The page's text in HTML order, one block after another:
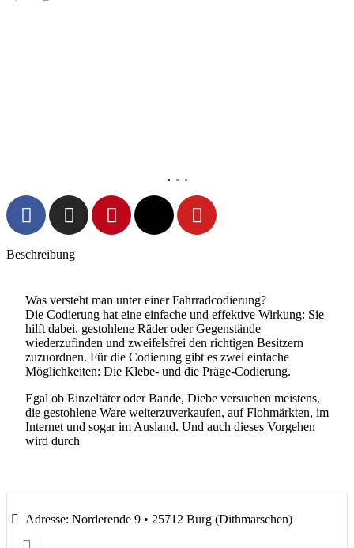
Beschreibung
Was versteht man unter einer Fahrradcodierung?
Die Codierung hat eine einfache und effektive Wirkung: Sie
hilft dabei, gestohlene Räder oder Gegenstände
wiederzufinden und zweifelsfrei den richtigen Besitzern
zuzuordnen. Für die Codierung gibt es zwei einfache
Möglichkeiten: Die Klebe- und die Präge-Codierung.
Egal ob Einzeltäter oder Bande, Diebe versuchen meistens,
die gestohlene Ware weiterzuverkaufen, auf Flohmärkten, im
Internet und sogar im Ausland. Und auch dieses Vorgehen
wird durch
Adresse: Norderende 9 • 25712 Burg (Dithmarschen)